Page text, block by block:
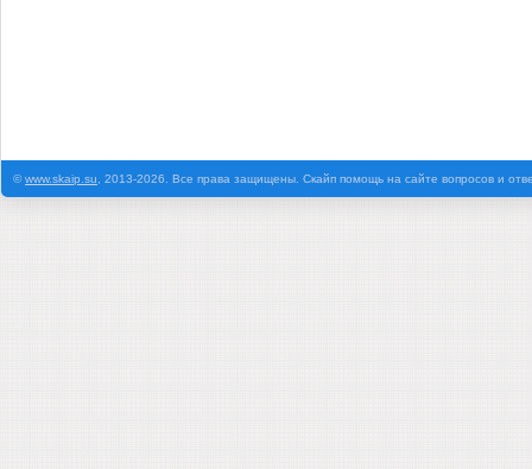
©www.skaip.su , 2013-2026. Все права защищены. Скайп помощь на сайте вопросов и